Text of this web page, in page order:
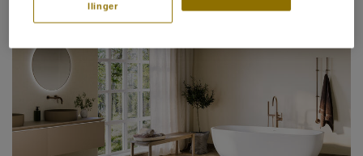
llinger